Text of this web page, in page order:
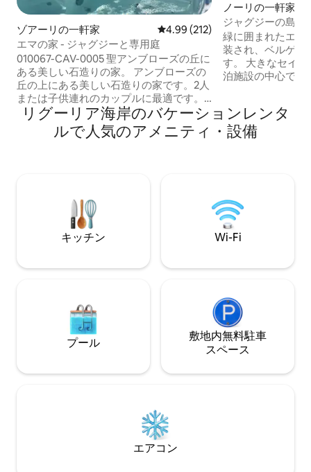
ゾアーリの一軒家 レビュー212件、5つ星中4.99つ
4.99 (212)
エマの家 - ジャグジーと専用庭
010067-CAV-0005 聖アンブローズの丘に
ある美しい石造りの家。 アンブローズの
丘の上にある美しい石造りの家です。2人
または子供連れのカップルに最適です。
専用アクセスと駐車場。 ポルトフィーノ
を見下ろす4人乗りのジャグジーを備えた
壮大な専用グローブ。 （ジャグジーは
ャワー付きバスルーム、デッキチェアと
コーヒーテーブルを備えた別のプライベ
ートガーデンを見下ろすキッチン付きリ
ビングエリアで構成されています。
ノーリの一軒家
ジャグジーの島の
緑に囲まれたエレ
装され、ベルゲッ
す。 大きなセイルで覆われたテラスが宿
泊施設の中心です
フや屋外での食
アがあります。
のある海を見渡
ラックスマッサー
リグーリア海岸のバケーションレンタ
ルで人気のアメニティ・設備
キッチン Wi-Fi
プール
敷地内無料駐⁠車
ス⁠ペ⁠ー⁠ス
エアコン